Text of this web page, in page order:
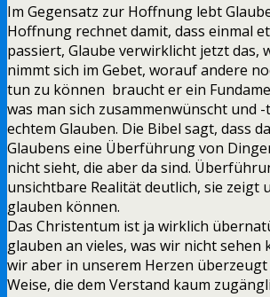
Im Gegensatz zur Hoffnung lebt
Hoffnung rechnet damit, dass einmal
passiert, Glaube verwirklicht jetzt das,
nimmt sich im Gebet, worauf andere
tun zu können braucht er ein
was man sich zusammenwünscht und
echtem Glauben. Die Bibel sagt, dass
Glaubens eine Überführung von
nicht sieht, die aber da sind.
unsichtbare Realität deutlich, sie zeigt
glauben können.
Das Christentum ist ja wirklich
glauben an vieles, was wir nicht sehen
wir aber in unserem Herzen überzeugt
Weise, die dem Verstand kaum